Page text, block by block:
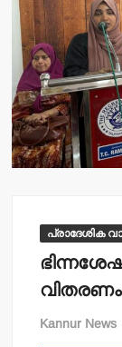
പ്രാദേശിക
Kannur News